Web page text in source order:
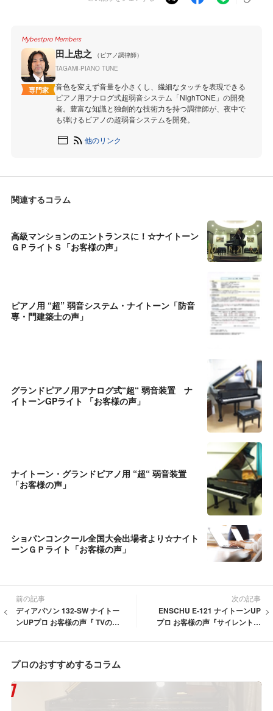
Mybestpro Members
専門家
田上忠之
（ピアノ調律師）
TAGAMI-PIANO TUNE
音色を変えず音量を小さくし、繊細なタッチを表現できる
ピアノ用アナログ式超弱音システム「NighTONE」の開発
者。豊富な知識と独創的な技術力を持つ調律師が、夜中で
も弾けるピアノの超弱音システムを開発。
他のリンク
関連するコラム
高級マンションのエントランスに！☆ナイトーン
ＧＰライトＳ「お客様の声」
ピアノ用 “超” 弱音システム・ナイトーン「防音
専・門建築士の声」
グランドピアノ用アナログ式“超“ 弱音装置 ナ
イトーンGPライト 「お客様の声」
ナイトーン・グランドピアノ用 “超“ 弱音装置
「お客様の声」
ショパンコンクール全国大会出場者より☆ナイト
ーンＧＰライト「お客様の声」
前の記事
ディアパソン 132-SW ナイトー
ンUPプロ お客様の声『 TVの音
った♪』
次の記事
ENSCHU E-121 ナイトーンUP
プロ お客様の声『サイレントピ
プロのおすすめするコラム